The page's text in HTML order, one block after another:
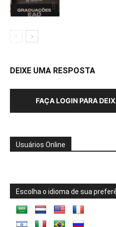
DEIXE UMA RESPOSTA
FAÇA LOGIN PARA
Usuários Online
Escolha o idioma de sua